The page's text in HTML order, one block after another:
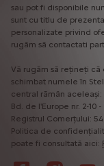
sau pot fi disponibile
sunt cu titlu de
personalizate privind
rugăm să contactati
Vă rugăm să rețineți că
schimbat numele în
central rămân aceleași:
Bd. de l'Europe nr. 2-10
Registrul Comerțului:
Politica de
poate fi consultată aici: